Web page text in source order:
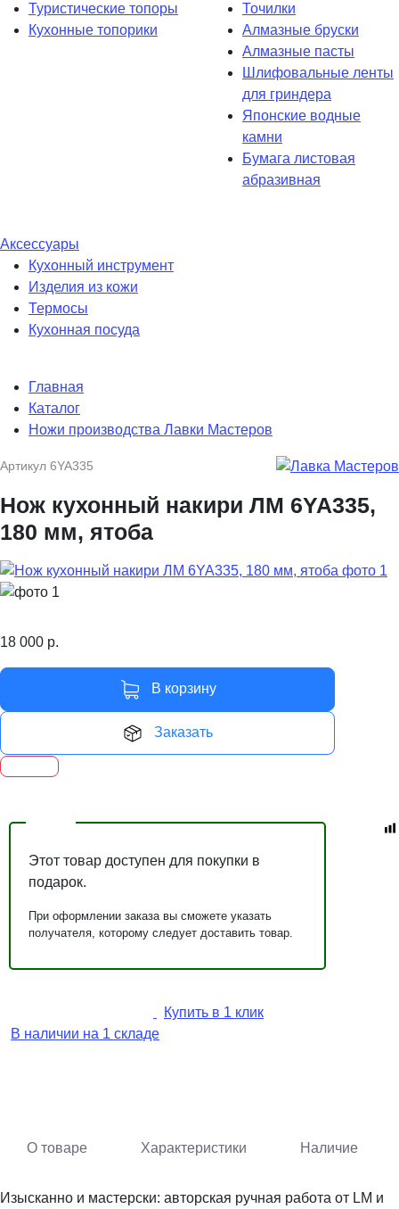
Туристические топоры
Кухонные топорики
Точилки
Алмазные бруски
Алмазные пасты
Шлифовальные ленты
для гриндера
Японские водные
камни
Бумага листовая
абразивная
Аксессуары
Кухонный инструмент
Изделия из кожи
Термосы
Кухонная посуда
Главная
Каталог
Ножи производства Лавки Мастеров
Артикул 6YA335
Нож кухонный накири ЛМ 6YA335,
180 мм, ятоба
18 000 р.
В корзину
Заказать
Этот товар доступен для покупки в
подарок.
При оформлении заказа вы сможете указать
получателя, которому следует доставить товар.
Купить в 1 клик
В наличии на 1 складе
О товаре Характеристики Наличие
Изысканно и мастерски: авторская ручная работа от LM и